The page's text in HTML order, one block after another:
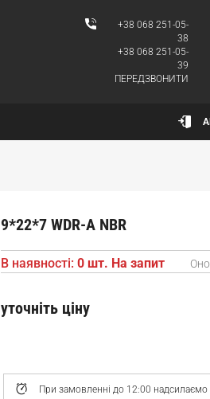
+38 068 251-05-
38
+38 068 251-05-
39
ПЕРЕДЗВОНИТИ
9*22*7 WDR-A NBR
В наявності: 0 шт. На запит
При замовленні до 12:00 надсилаємо
уточніть ціну